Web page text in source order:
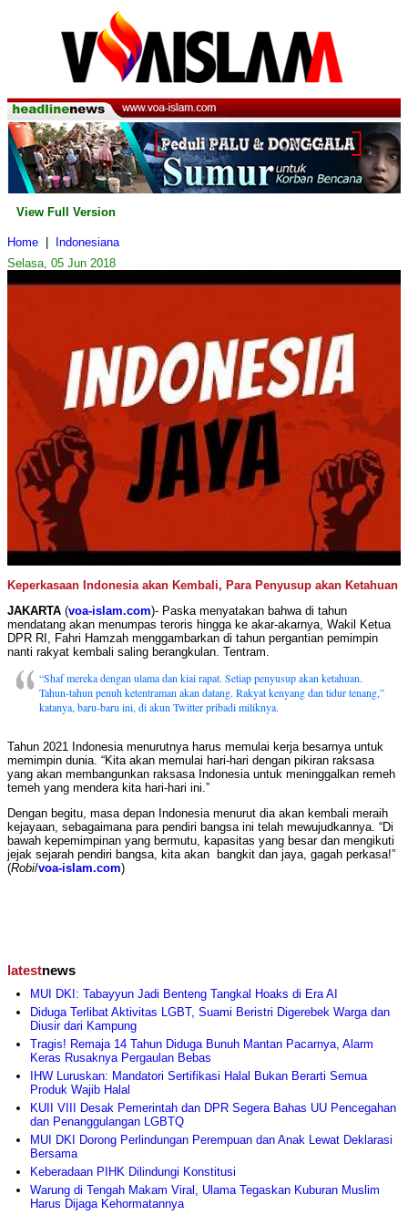
View Full Version
Home
Indonesiana
Selasa, 05 Jun 2018
Keperkasaan Indonesia akan Kembali, Para Penyusup akan Ketahuan
JAKARTA (voa-islam.com)- Paska menyatakan bahwa di tahun
mendatang akan menumpas teroris hingga ke akar-akarnya, Wakil Ketua
DPR RI, Fahri Hamzah menggambarkan di tahun pergantian pemimpin
nanti rakyat kembali saling berangkulan. Tentram.
“Shaf mereka dengan ulama dan kiai rapat. Setiap penyusup akan ketahuan.
Tahun-tahun penuh ketentraman akan datang. Rakyat kenyang dan tidur tenang,”
katanya, baru-baru ini, di akun Twitter pribadi miliknya.
Tahun 2021 Indonesia menurutnya harus memulai kerja besarnya untuk
memimpin dunia. “Kita akan memulai hari-hari dengan pikiran raksasa
yang akan membangunkan raksasa Indonesia untuk meninggalkan remeh
temeh yang mendera kita hari-hari ini.”
Dengan begitu, masa depan Indonesia menurut dia akan kembali meraih
kejayaan, sebagaimana para pendiri bangsa ini telah mewujudkannya. “Di
bawah kepemimpinan yang bermutu, kapasitas yang besar dan mengikuti
jejak sejarah pendiri bangsa, kita akan bangkit dan jaya, gagah perkasa!”
(Robi/voa-islam.com)
latestnews
MUI DKI: Tabayyun Jadi Benteng Tangkal Hoaks di Era AI
Diduga Terlibat Aktivitas LGBT, Suami Beristri Digerebek Warga dan
Diusir dari Kampung
Tragis! Remaja 14 Tahun Diduga Bunuh Mantan Pacarnya, Alarm
Keras Rusaknya Pergaulan Bebas
IHW Luruskan: Mandatori Sertifikasi Halal Bukan Berarti Semua
Produk Wajib Halal
KUII VIII Desak Pemerintah dan DPR Segera Bahas UU Pencegahan
dan Penanggulangan LGBTQ
MUI DKI Dorong Perlindungan Perempuan dan Anak Lewat Deklarasi
Bersama
Keberadaan PIHK Dilindungi Konstitusi
Warung di Tengah Makam Viral, Ulama Tegaskan Kuburan Muslim
Harus Dijaga Kehormatannya